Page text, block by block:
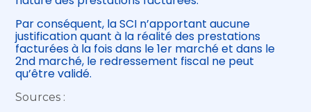
Par conséquent, la SCI n’apportant aucune
justification quant à la réalité des prestations
facturées à la fois dans le 1er marché et dans le
2nd marché, le redressement fiscal ne peut
qu’être validé.
Sources :